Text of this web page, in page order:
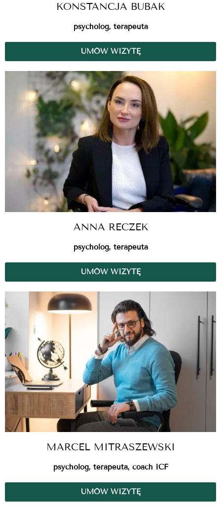
KONSTANCJA BUBAK
psycholog, terapeuta
UMÓW WIZYTĘ
ANNA RECZEK
psycholog, terapeuta
UMÓW WIZYTĘ
MARCEL MITRASZEWSKI
psycholog, terapeuta, coach ICF
UMÓW WIZYTĘ